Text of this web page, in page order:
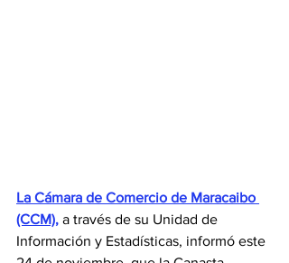
La Cámara de Comercio de Maracaibo
(CCM), a través de su Unidad de
Información y Estadísticas, informó este